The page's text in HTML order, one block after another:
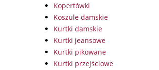
Kopertówki
Koszule damskie
Kurtki damskie
Kurtki jeansowe
Kurtki pikowane
Kurtki przejściowe